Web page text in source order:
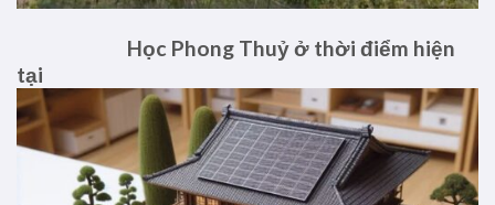
Học Phong Thuỷ ở thời điểm hiện
tại